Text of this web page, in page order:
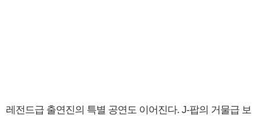
레전드급 출연진의 특별 공연도 이어진다. J-팝의 거물급 보